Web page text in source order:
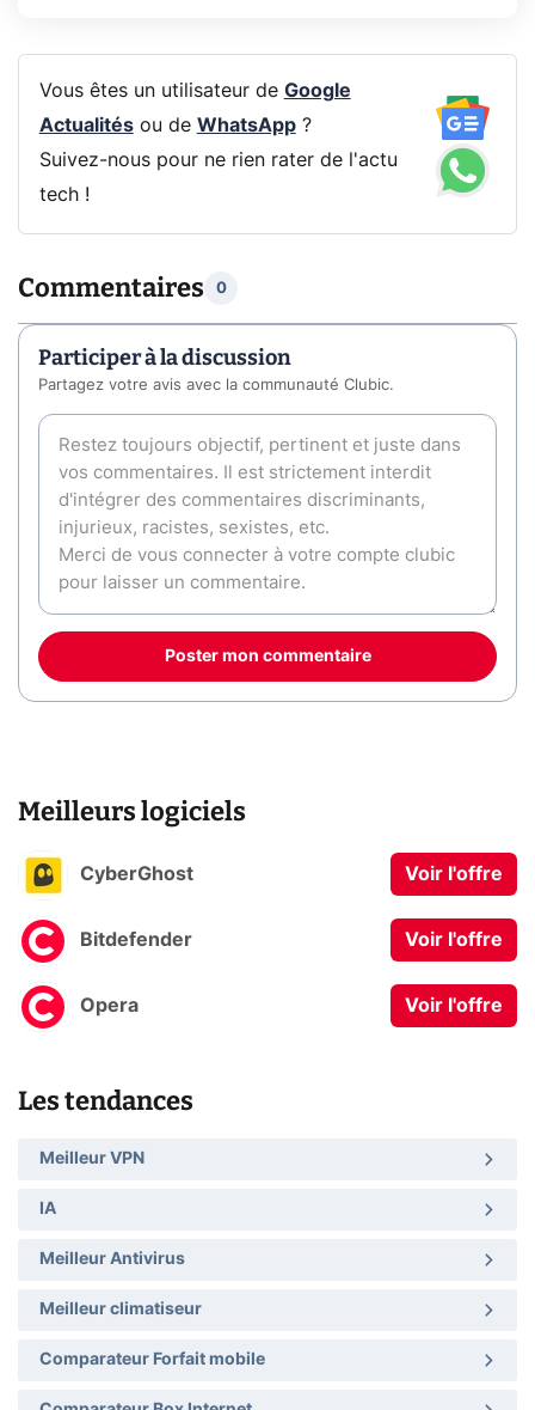
Vous êtes un utilisateur de Google
Actualitésou de WhatsApp?
Suivez-nous pour ne rien rater de l'actu
tech !
Commentaires 0
Participer à la discussion
Partagez votre avis avec la communauté Clubic.
Poster mon commentaire
Meilleurs logiciels
CyberGhost Voir l'offre
Bitdefender Voir l'offre
Opera Voir l'offre
Les tendances
Meilleur VPN
IA
Meilleur Antivirus
Meilleur climatiseur
Comparateur Forfait mobile